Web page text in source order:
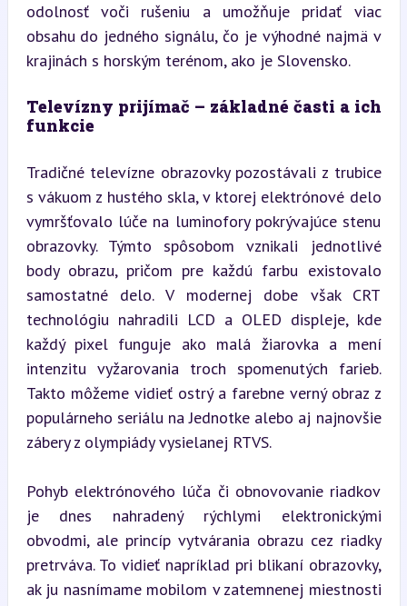
odolnosť voči rušeniu a umožňuje pridať viac
obsahu do jedného signálu, čo je výhodné najmä v
krajinách s horským terénom, ako je Slovensko.
Televízny prijímač – základné časti a ich
funkcie
Tradičné televízne obrazovky pozostávali z trubice
s vákuom z hustého skla, v ktorej elektrónové delo
vymršťovalo lúče na luminofory pokrývajúce stenu
obrazovky. Týmto spôsobom vznikali jednotlivé
body obrazu, pričom pre každú farbu existovalo
samostatné delo. V modernej dobe však CRT
technológiu nahradili LCD a OLED displeje, kde
každý pixel funguje ako malá žiarovka a mení
intenzitu vyžarovania troch spomenutých farieb.
Takto môžeme vidieť ostrý a farebne verný obraz z
populárneho seriálu na Jednotke alebo aj najnovšie
zábery z olympiády vysielanej RTVS.
Pohyb elektrónového lúča či obnovovanie riadkov
je dnes nahradený rýchlymi elektronickými
obvodmi, ale princíp vytvárania obrazu cez riadky
pretrváva. To vidieť napríklad pri blikaní obrazovky,
ak ju nasnímame mobilom v zatemnenej miestnosti